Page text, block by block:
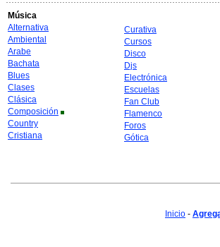
Música
Alternativa
Ambiental
Arabe
Bachata
Blues
Clases
Clásica
Composición
Country
Cristiana
Curativa
Cursos
Disco
Djs
Electrónica
Escuelas
Fan Club
Flamenco
Foros
Gótica
Inicio -